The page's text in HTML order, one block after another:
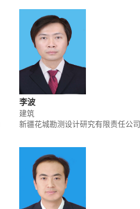
李波
建筑
新疆花城勘测设计研究有限责任公司